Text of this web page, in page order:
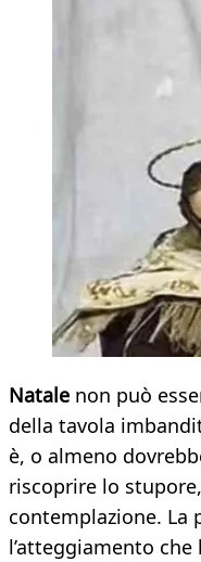
Natale non può
della tavola
è, o almeno
riscoprire lo
contemplazione. La
l’atteggiamento